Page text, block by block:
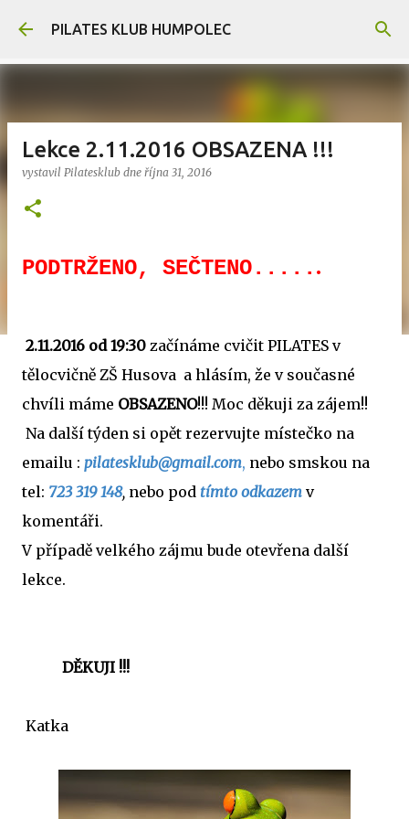
Přeskočit na hlavní obsah
PILATES KLUB HUMPOLEC
Lekce 2.11.2016 OBSAZENA !!!
vystavil Pilatesklub dne října 31, 2016
PODTRŽENO, SEČTENO..... .
2.11.2016 od 19:30 začínáme cvičit PILATES v
tělocvičně ZŠ Husova a hlásím, že v současné
chvíli máme OBSAZENO!!! Moc děkuji za zájem!!
Na další týden si opět rezervujte místečko na
emailu : pilatesklub@gmail.com, nebo smskou na
tel: 723 319 148, nebo pod tímto odkazem v
komentáři.
V případě velkého zájmu bude otevřena další
lekce.
DĚKUJI !!!
Katka